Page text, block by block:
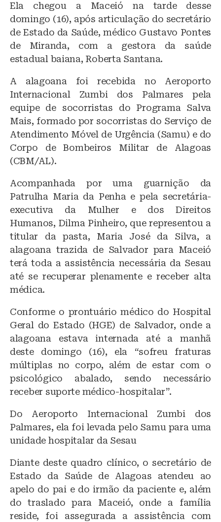
Ela chegou a Maceió na tarde desse
domingo (16), após articulação do secretário
de Estado da Saúde, médico Gustavo Pontes
de Miranda, com a gestora da saúde
estadual baiana, Roberta Santana.
A alagoana foi recebida no Aeroporto
Internacional Zumbi dos Palmares pela
equipe de socorristas do Programa Salva
Mais, formado por socorristas do Serviço de
Atendimento Móvel de Urgência (Samu) e do
Corpo de Bombeiros Militar de Alagoas
(CBM/AL).
Acompanhada por uma guarnição da
Patrulha Maria da Penha e pela secretária-
executiva da Mulher e dos Direitos
Humanos, Dilma Pinheiro, que representou a
titular da pasta, Maria José da Silva, a
alagoana trazida de Salvador para Maceió
terá toda a assistência necessária da Sesau
até se recuperar plenamente e receber alta
médica.
Conforme o prontuário médico do Hospital
Geral do Estado (HGE) de Salvador, onde a
alagoana estava internada até a manhã
deste domingo (16), ela “sofreu fraturas
múltiplas no corpo, além de estar com o
psicológico abalado, sendo necessário
receber suporte médico-hospitalar”.
Do Aeroporto Internacional Zumbi dos
Palmares, ela foi levada pelo Samu para uma
unidade hospitalar da Sesau
Diante deste quadro clínico, o secretário de
Estado da Saúde de Alagoas atendeu ao
apelo do pai e do irmão da paciente e, além
do traslado para Maceió, onde a família
reside, foi assegurada a assistência com